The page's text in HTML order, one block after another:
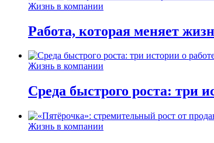
Жизнь в компании
Работа, которая меняет
Жизнь в компании
Среда быстрого роста: три
Жизнь в компании